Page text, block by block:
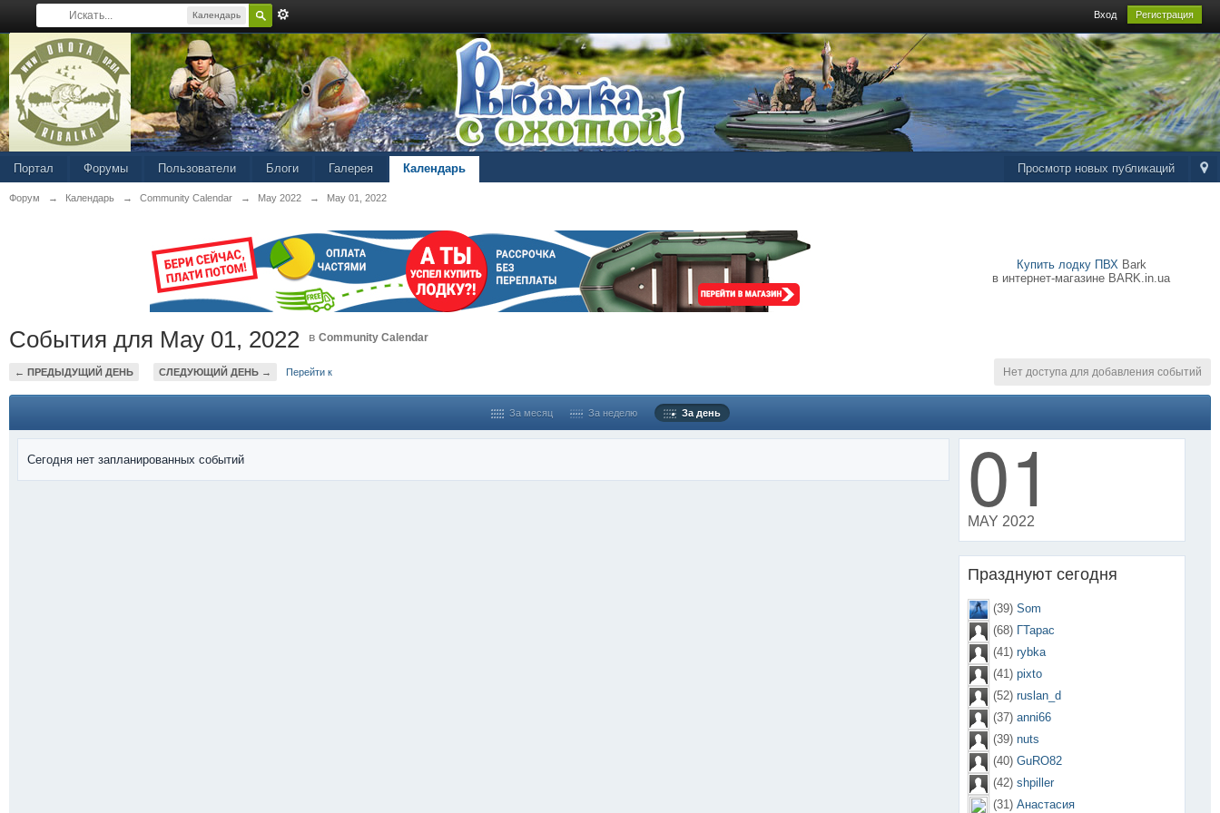
Календарь Вход Регистрация
Просмотр новых публикаций
Портал Форумы Пользователи Блоги Галерея Календарь
Форум → Календарь → Community Calendar → May 2022 → May 01, 2022
Купить лодку ПВХBark
в интернет-магазине BARK.in.ua
События для May 01, 2022 в Community Calendar
← ПРЕДЫДУЩИЙ ДЕНЬ СЛЕДУЮЩИЙ ДЕНЬ → Перейти к Нет доступа для добавления событий
За месяц За неделю За день
Сегодня нет запланированных событий 01
MAY 2022
Празднуют сегодня
(39) Som
(68) ГТарас
(41) rybka
(41) pixto
(52) ruslan_d
(37) anni66
(39) nuts
(40) GuRO82
(42) shpiller
(31) Анастасия